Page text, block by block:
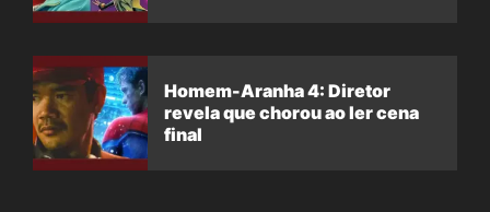
Homem-Aranha 4: Diretor
revela que chorou ao ler cena
final